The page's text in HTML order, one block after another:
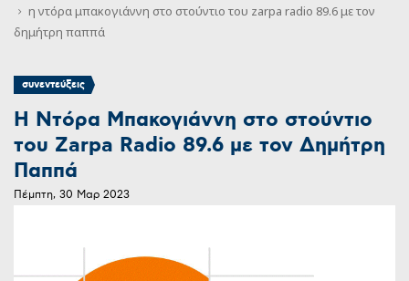
η ντόρα μπακογιάννη στο στούντιο του zarpa radio 89.6 με τον
δημήτρη παππά
συνεντεύξεις
Η Ντόρα Μπακογιάννη στο στούντιο
του Zarpa Radio 89.6 με τον Δημήτρη
Παππά
Πέμπτη, 30 Μαρ 2023